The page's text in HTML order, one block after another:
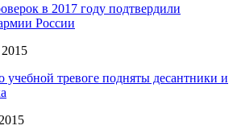
в 2017 году подтвердили
России
учебной тревоге подняты десантники и